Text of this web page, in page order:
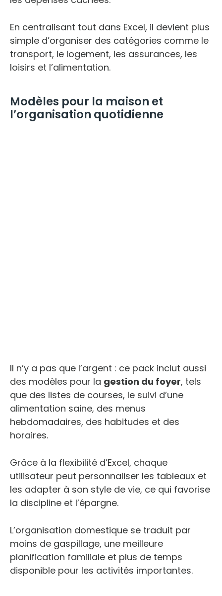
En centralisant tout dans Excel, il devient plus
simple d’organiser des catégories comme le
transport, le logement, les assurances, les
loisirs et l’alimentation.
Modèles pour la maison et
l’organisation quotidienne
Il n’y a pas que l’argent : ce pack inclut aussi
des modèles pour la gestion du foyer, tels
que des listes de courses, le suivi d’une
alimentation saine, des menus
hebdomadaires, des habitudes et des
horaires.
Grâce à la flexibilité d’Excel, chaque
utilisateur peut personnaliser les tableaux et
les adapter à son style de vie, ce qui favorise
la discipline et l’épargne.
L’organisation domestique se traduit par
moins de gaspillage, une meilleure
planification familiale et plus de temps
disponible pour les activités importantes.